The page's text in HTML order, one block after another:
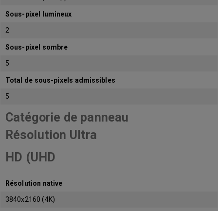
Sous-pixel lumineux
2
Sous-pixel sombre
5
Total de sous-pixels admissibles
5
Catégorie de panneau
Résolution Ultra
HD (UHD
Résolution native
3840x2160 (4K)